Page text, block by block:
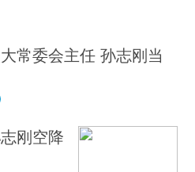
常委会主任 孙志刚当
刚空降